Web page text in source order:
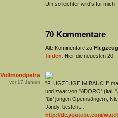
Um so leichter wird's für mich
70 Kommentare
Alle Kommentare zu
finden . Hier die neuesten 20.
Vollmondpetra
vor 17 Jahren
"FLUGZEUGE IM BAUCH"
und zwar von "ADORO" (ital.
fünf jungen Opernsängern,
Jandy, besteht...
http://de.youtube.com/